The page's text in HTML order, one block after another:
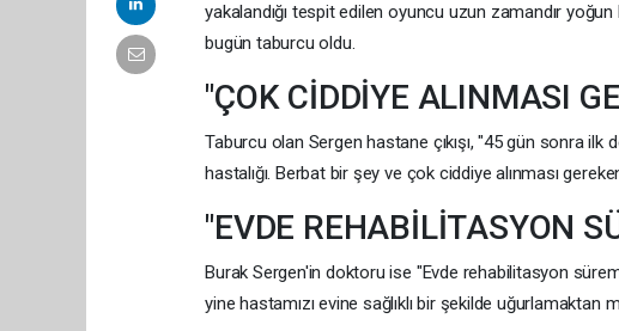
yakalandığı tespit edilen oyuncu uzun zamandır
bugün taburcu oldu.
"ÇOK CİDDİYE ALINMASI
Taburcu olan Sergen hastane çıkışı, "45 gün sonra
hastalığı. Berbat bir şey ve çok ciddiye alınması
"EVDE REHABİLİTASYON
Burak Sergen'in doktoru ise "Evde rehabilitasyon
yine hastamızı evine sağlıklı bir şekilde uğurlamaktan